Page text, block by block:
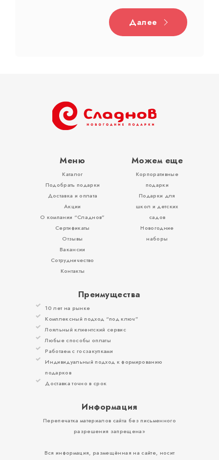
Жестяная
Тубы
Вложения, игры
Далее
Меню
Каталог
Подобрать подарки
Доставка и оплата
Акции
О компании “Сладнов”
Сертификаты
Отзывы
Вакансии
Сотрудничество
Контакты
Можем еще
Корпоративные
подарки
Подарки для
школ и детских
садов
Новогодние
наборы
Преимущества
10 лет на рынке
Комплексный подход “под ключ”
Лояльный клиентский сервис
Любые способы оплаты
Работаем с госзакупками
Индивидуальный подход к формированию
подарков
Доставка точно в срок
Информация
Перепечатка материалов сайта без письменного
разрешения запрещена»
Вся информация, размещённая на сайте, носит